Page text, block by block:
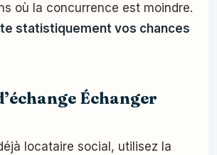
où la concurrence est moindre.
statistiquement vos chances
Échanger
locataire social, utilisez la